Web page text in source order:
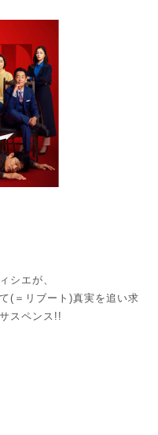
シエが、
(＝リブート)真実を追い求
スペンス!!